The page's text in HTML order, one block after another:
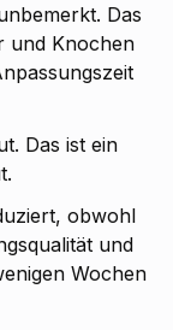
Das
und Knochen
Das ist ein
obwohl
und
Wochen